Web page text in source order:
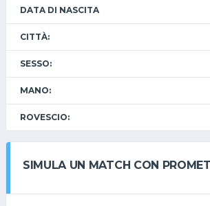
DATA DI NASCITA
CITTÀ:
SESSO:
MANO:
ROVESCIO:
SIMULA UN MATCH CON